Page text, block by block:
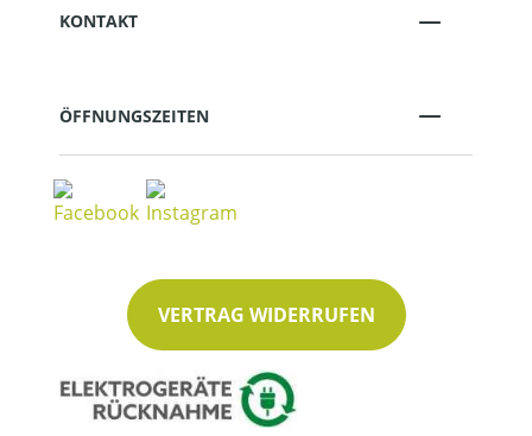
KONTAKT
ÖFFNUNGSZEITEN
VERTRAG WIDERRUFEN